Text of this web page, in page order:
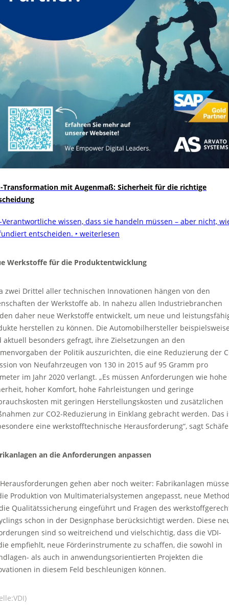
Transformation mit Augenmaß: Sicherheit für die richtige
Verantwortliche wissen, dass sie handeln müssen – aber nicht,
entscheiden. ‣ weiterlesen
Werkstoffe für die Produktentwicklung
zwei Drittel aller technischen Innovationen hängen von den
der Werkstoffe ab. In nahezu allen Industriebranchen
daher neue Werkstoffe entwickelt, um neue und
herstellen zu können. Die Automobilhersteller
aktuell besonders gefragt, ihre Zielsetzungen an den
der Politik auszurichten, die eine Reduzierung der
von Neufahrzeugen von 130 in 2015 auf 95 Gramm pro
im Jahr 2020 verlangt. „Es müssen Anforderungen wie hohe
hoher Komfort, hohe Fahrleistungen und geringe
mit geringen Herstellungskosten und zusätzlichen
zur CO2-Reduzierung in Einklang gebracht werden. Das
eine werkstofftechnische Herausforderung“, sagt
an die Anforderungen anpassen
gehen aber noch weiter: Fabrikanlagen
Produktion von Multimaterialsystemen angepasst, neue
Qualitätssicherung eingeführt und Fragen des
schon in der Designphase berücksichtigt werden. Diese
sind so weitreichend und vielschichtig, dass die VDI-
empfiehlt, neue Förderinstrumente zu schaffen, die sowohl in
als auch in anwendungsorientierten Projekten die
in diesem Feld beschleunigen können.